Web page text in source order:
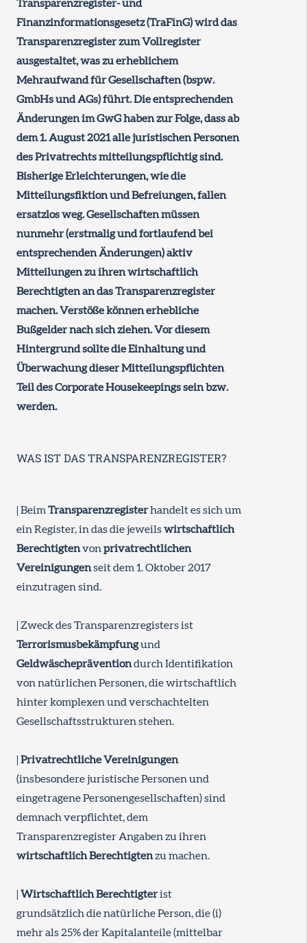
Transparenzregister- und
Finanzinformationsgesetz (TraFinG) wird das
Transparenzregister zum Vollregister
ausgestaltet, was zu erheblichem
Mehraufwand für Gesellschaften (bspw.
GmbHs und AGs) führt. Die entsprechenden
Änderungen im GwG haben zur Folge, dass ab
dem 1. August 2021 alle juristischen Personen
des Privatrechts mitteilungspflichtig sind.
Bisherige Erleichterungen, wie die
Mitteilungsfiktion und Befreiungen, fallen
ersatzlos weg. Gesellschaften müssen
nunmehr (erstmalig und fortlaufend bei
entsprechenden Änderungen) aktiv
Mitteilungen zu ihren wirtschaftlich
Berechtigten an das Transparenzregister
machen. Verstöße können erhebliche
Bußgelder nach sich ziehen. Vor diesem
Hintergrund sollte die Einhaltung und
Überwachung dieser Mitteilungspflichten
Teil des Corporate Housekeepings sein bzw.
werden.
WAS IST DAS TRANSPARENZREGISTER?
| Beim Transparenzregisterhandelt es sich um
ein Register, in das die jeweilswirtschaftlich
Berechtigtenvon privatrechtlichen
Vereinigungenseit dem 1. Oktober 2017
einzutragen sind.
| Zweck des Transparenzregisters ist
Terrorismusbekämpfungund
Geldwäschepräventiondurch Identifikation
von natürlichen Personen, die wirtschaftlich
hinter komplexen und verschachtelten
Gesellschaftsstrukturen stehen.
| Privatrechtliche Vereinigungen
(insbesondere juristische Personen und
eingetragene Personengesellschaften) sind
demnach verpflichtet, dem
Transparenzregister Angaben zu ihren
wirtschaftlich Berechtigtenzu machen.
| Wirtschaftlich Berechtigterist
grundsätzlich die natürliche Person, die (i)
mehr als 25% der Kapitalanteile (mittelbar